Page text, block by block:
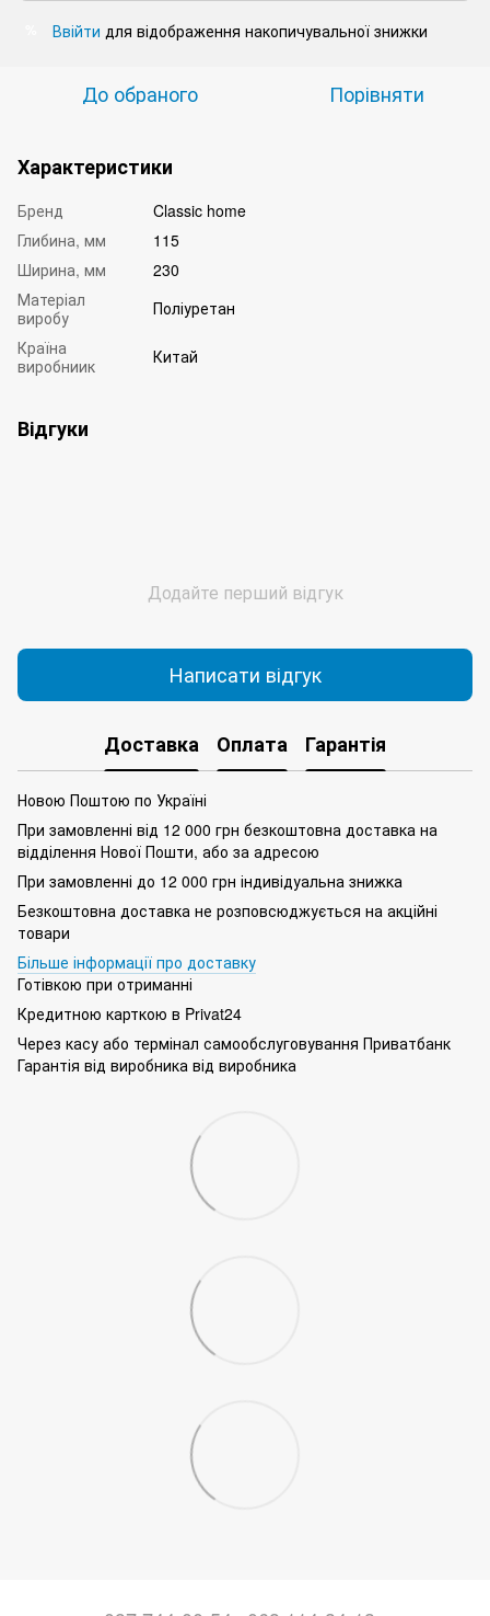
Ввійти для відображення накопичувальної знижки
До обраного Порівняти
Характеристики
Бренд
Classic home
Глибина, мм
115
Ширина, мм
230
Матеріал
виробу
Поліуретан
Країна
виробниик
Китай
Відгуки
Додайте перший відгук
Написати відгук
Доставка Оплата Гарантія
Новою Поштою по Україні
При замовленні від 12 000 грн безкоштовна доставка на
відділення Нової Пошти, або за адресою
При замовленні до 12 000 грн індивідуальна знижка
Безкоштовна доставка не розповсюджується на акційні
товари
Більше інформації про доставку
Готівкою при отриманні
Кредитною карткою в Privat24
Через касу або термінал самообслуговування Приватбанк
Гарантія від виробника від виробника